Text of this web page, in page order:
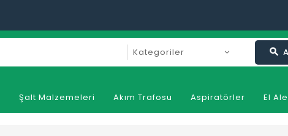
search
Şalt Malzemeleri Akım Trafosu Aspiratörler El